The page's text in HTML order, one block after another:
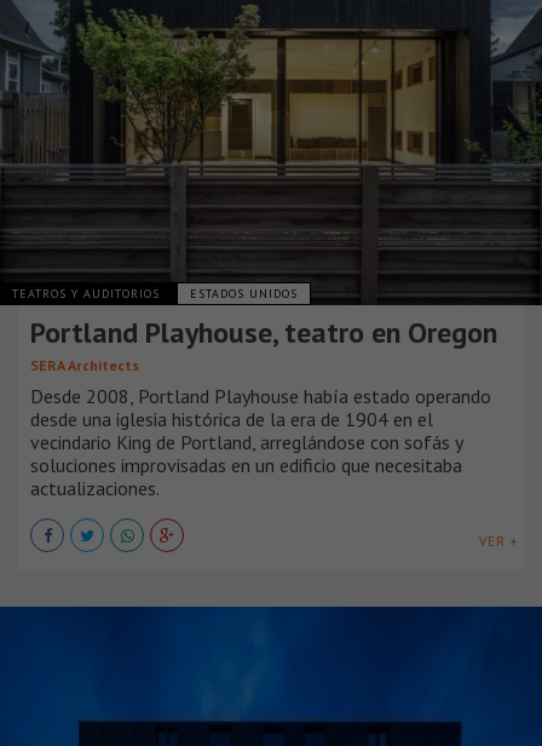
TEATROS Y AUDITORIOS ESTADOS UNIDOS
Portland Playhouse, teatro en Oregon
SERA Architects
Desde 2008, Portland Playhouse había estado operando
desde una iglesia histórica de la era de 1904 en el
vecindario King de Portland, arreglándose con sofás y
soluciones improvisadas en un edificio que necesitaba
actualizaciones.
VER +